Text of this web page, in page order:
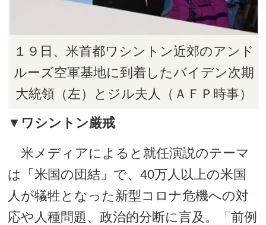
１９日、米首都ワシントン近郊のアンド
ルーズ空軍基地に到着したバイデン次期
大統領（左）とジル夫人（ＡＦＰ時事）
▼ワシントン厳戒
米メディアによると就任演説のテーマ
は「米国の団結」で、40万人以上の米国
人が犠牲となった新型コロナ危機への対
応や人種問題、政治的分断に言及。「前例